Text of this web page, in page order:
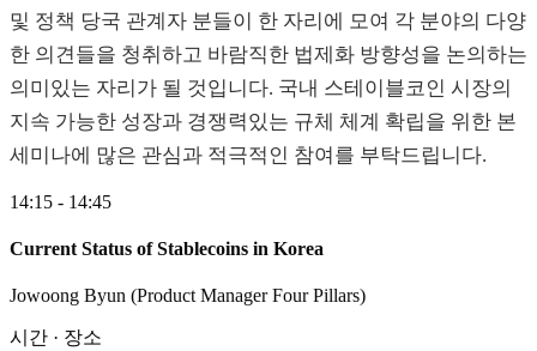
및 정책 당국 관계자 분들이 한 자리에 모여 각 분야의 다양
한 의견들을 청취하고 바람직한 법제화 방향성을 논의하는
의미있는 자리가 될 것입니다. 국내 스테이블코인 시장의
지속 가능한 성장과 경쟁력있는 규체 체계 확립을 위한 본
세미나에 많은 관심과 적극적인 참여를 부탁드립니다.
14:15 - 14:45
Current Status of Stablecoins in Korea
Jowoong Byun (Product Manager Four Pillars)
시간 · 장소